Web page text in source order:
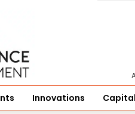
Innovations